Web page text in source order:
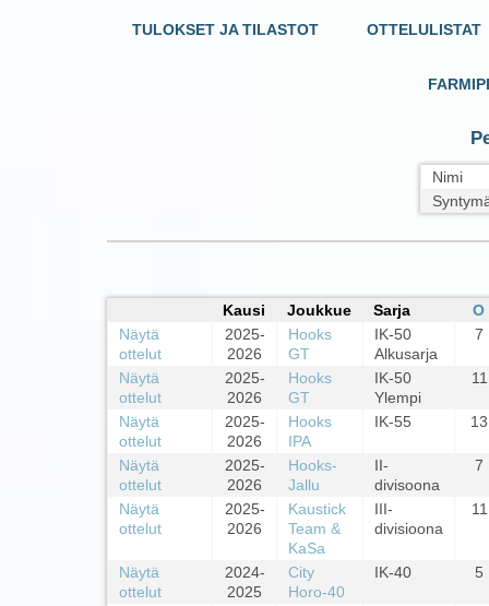
TULOKSET JA TILASTOT OTTELULISTAT
Nimi
Kausi Joukkue Sarja
O
Näytä
ottelut
2025-
2026
Hooks
GT
IK-50
Alkusarja
7
Näytä
ottelut
2025-
2026
Hooks
GT
IK-50
Ylempi
11
Näytä
ottelut
2025-
2026
Hooks
IPA
IK-55 13
Näytä
ottelut
2025-
2026
Hooks-
Jallu
II-
divisoona
7
Näytä
ottelut
2025-
2026
Kaustick
Team &
KaSa
III-
divisioona
11
Näytä
ottelut
2024-
2025
City
Horo-40
IK-40 5